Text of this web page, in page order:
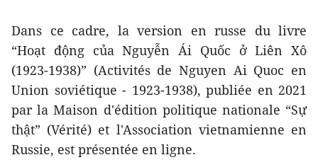
Dans ce cadre, la version en russe du livre
“Hoạt động của Nguyễn Ái Quốc ở Liên Xô
(1923-1938)” (Activités de Nguyen Ai Quoc en
Union soviétique - 1923-1938), publiée en 2021
par la Maison d'édition politique nationale “Sự
thật” (Vérité) et l'Association vietnamienne en
Russie, est présentée en ligne.